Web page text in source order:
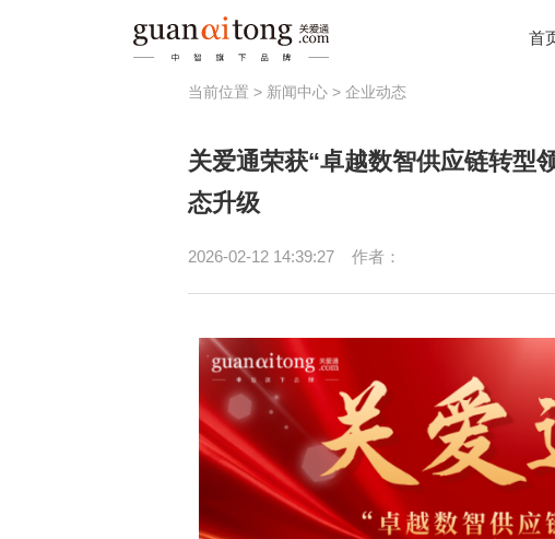
首
员工激励
健康管理
当前位置 > 新闻中心 > 企业动态
关爱通荣获“卓越数智供应链转型
态升级
2026-02-12 14:39:27 作者：